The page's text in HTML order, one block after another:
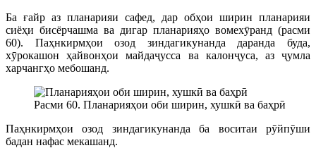
Ба ғайр аз планарияи сафед, дар обҳои ширин планарияи
сиёҳи бисёрчашма ва дигар планарияҳо вомехӯранд (расми
60). Паҳнкирмҳои озод зиндагикунанда даранда буда,
хӯрокашон ҳайвонҳои майдаҷусса ва калонҷуса, аз ҷумла
харчангҳо мебошанд.
Расми 60. Планарияҳои оби ширин, хушкӣ ва баҳрӣ
Паҳнкирмҳои озод зиндагикунанда ба воситаи рӯйпӯши
бадан нафас мекашанд.